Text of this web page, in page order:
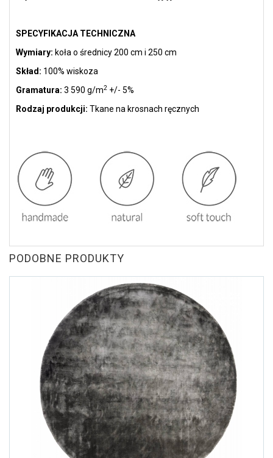
SPECYFIKACJA TECHNICZNA
Wymiary: koła o średnicy 200 cm i 250 cm
Skład: 100% wiskoza
Gramatura: 3 590 g/m2 +/- 5%
Rodzaj produkcji: Tkane na krosnach ręcznych
PODOBNE PRODUKTY